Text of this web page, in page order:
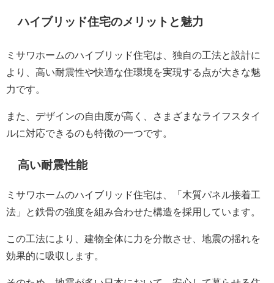
ハイブリッド住宅のメリットと魅力
ミサワホームのハイブリッド住宅は、独自の工法と設計に
より、高い耐震性や快適な住環境を実現する点が大きな魅
力です。
また、デザインの自由度が高く、さまざまなライフスタイ
ルに対応できるのも特徴の一つです。
高い耐震性能
ミサワホームのハイブリッド住宅は、「木質パネル接着工
法」と鉄骨の強度を組み合わせた構造を採用しています。
この工法により、建物全体に力を分散させ、地震の揺れを
効果的に吸収します。